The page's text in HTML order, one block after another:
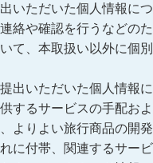
いただいた個人情報に
絡や確認を行うなどの
て、本取扱い以外に個
出いただいた個人情報
するサービスの手配お
よりよい旅行商品の開
に付帯、関連するサー